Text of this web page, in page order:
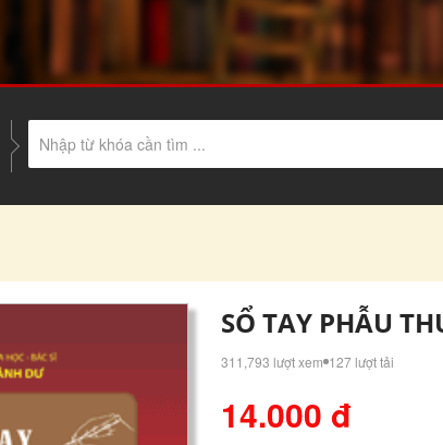
SỔ TAY PHẪU
311,793 lượt xem 127 lượt tải
14.000 đ